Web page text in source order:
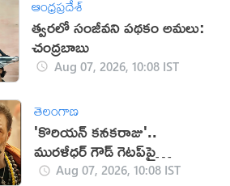
ఆంధ్రప్రదేశ్
త్వరలో సంజీవని పథకం అమలు:
చంద్రబాబు
Aug 07, 2026, 10:08 IST
తెలంగాణ
'కొరియన్ కనకరాజు'..
మురళీధర్ గౌడ్ గెటప్‌పై
విమర్శలు!
Aug 07, 2026, 10:08 IST